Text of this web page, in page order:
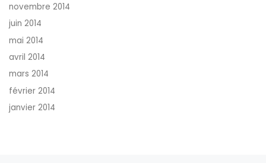
novembre 2014
juin 2014
mai 2014
avril 2014
mars 2014
février 2014
janvier 2014